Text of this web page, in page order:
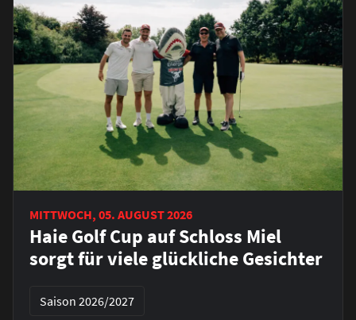
MITTWOCH, 05. AUGUST 2026
Haie Golf Cup auf Schloss Miel
sorgt für viele glückliche Gesichter
Saison 2026/2027